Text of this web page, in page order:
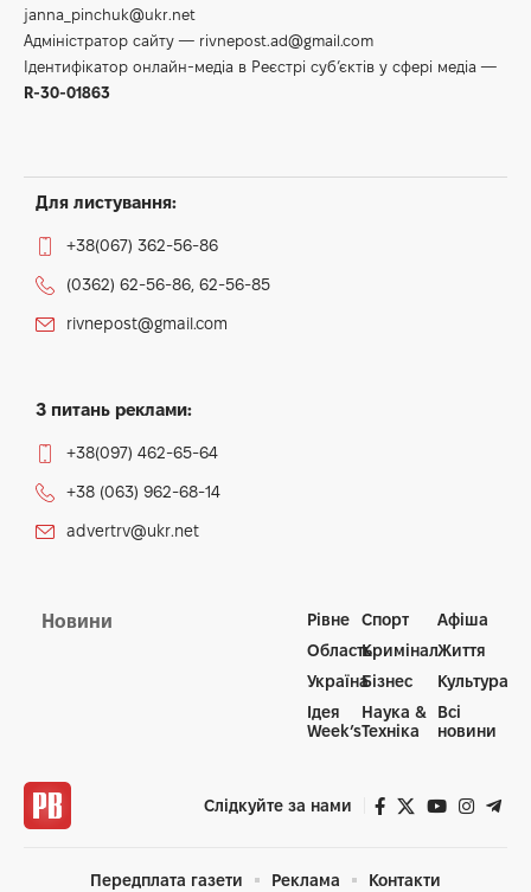
janna_pinchuk@ukr.net
Адміністратор сайту — rivnepost.ad@gmail.com
Ідентифікатор онлайн-медіа в Реєстрі суб’єктів у сфері медіа —
R-30-01863
Для листування:
+38(067) 362-56-86
(0362) 62-56-86, 62-56-85
rivnepost@gmail.com
З питань реклами:
+38(097) 462-65-64
+38 (063) 962-68-14
advertrv@ukr.net
Новини
Рівне
Область
Україна
Ідея
Week’s
Спорт
Кримінал
Бізнес
Наука &
Техніка
Афіша
Життя
Культура
Всі
новини
Слідкуйте за нами
Передплата газети Реклама Контакти